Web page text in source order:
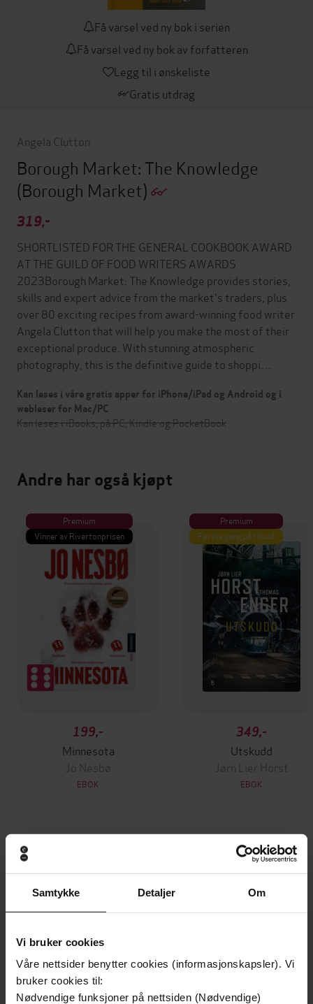
Samtykke Detaljer Om
Vi bruker cookies
Våre nettsider benytter cookies (informasjonskapsler). Vi
bruker cookies til:
Nødvendige funksjoner på nettsiden (Nødvendige)
Få varsel ved ny bok i serien
Få varsel ved ny bok av forfatteren
Legg til i ønskeliste
Gratis utdrag
Angela Clutton
Borough Market: The Knowledge
(Borough Market)
319,-
SHORTLISTED FOR THE GENERAL COOKBOOK AWARD
AT THE GUILD OF FOOD WRITERS AWARDS
2023Borough Market: The Knowledge provides stories,
skills and expert advice from the market's traders, plus
over 80 exciting recipes from award-winning food writer
Angela Clutton that will help you make the most of their
exceptional produce. With stunning atmospheric
photography, this is the definitive guide to shoppi…
Kan leses i våre gratis apper for iPhone/iPad og Android og i
webleser for Mac/PC
Kan leses i iBooks, på PC, Kindle og PocketBook
Andre har også kjøpt
Premium
Vinner av Rivertonprisen
199,-
Minnesota
Jo Nesbø
EBOK
Premium
Første gang på tilbud
349,-
Utskudd
Jørn Lier Horst
EBOK
Undertittel
Forfattere Angela Clutton(forfatter)
Hodder & Stoughton
Utgitt 27.10.2022
Sjanger Reise
samfunn, Hobby og fritid